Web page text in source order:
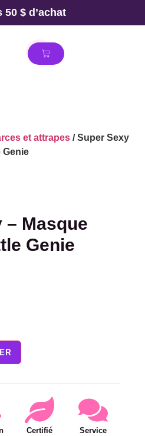
$ d’achat
et attrapes / Super Sexy
Genie
– Masque
Genie
Certifié
Service